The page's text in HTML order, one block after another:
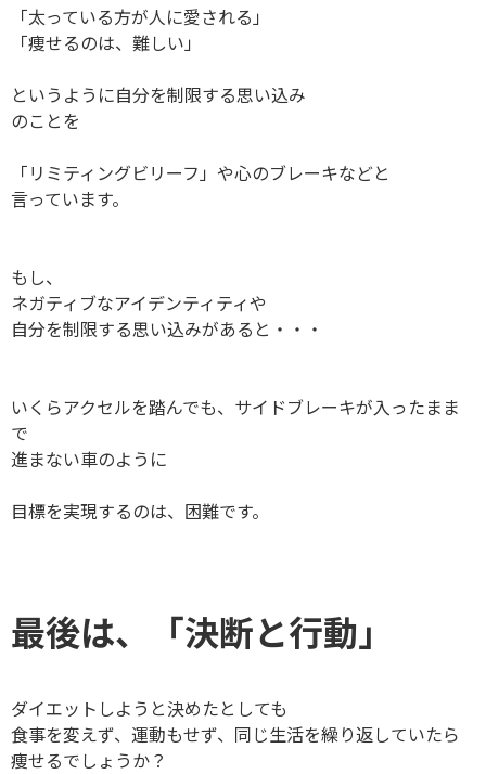
「太っている方が人に愛される」
「痩せるのは、難しい」
というように自分を制限する思い込み
のことを
「リミティングビリーフ」や心のブレーキなどと
言っています。
もし、
ネガティブなアイデンティティや
自分を制限する思い込みがあると・・・
いくらアクセルを踏んでも、サイドブレーキが入ったまま
で
進まない車のように
目標を実現するのは、困難です。
最後は、「決断と行動」
ダイエットしようと決めたとしても
食事を変えず、運動もせず、同じ生活を繰り返していたら
痩せるでしょうか？